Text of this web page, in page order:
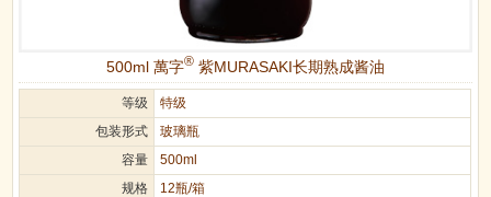
500ml 萬字® 紫MURASAKI长期熟成酱油
等级 特级
包装形式 玻璃瓶
容量 500ml
规格 12瓶/箱